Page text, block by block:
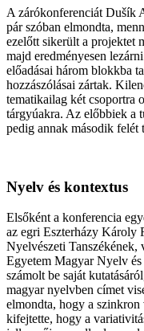
A zárókonferenciát Dušík
pár szóban elmondta,
ezelőtt sikerült a projektet
majd eredményesen
előadásai három blokkba
hozzászólásai zártak.
tematikailag két csoportra
tárgyúakra. Az előbbiek a
pedig annak második felét
Nyelv és kontextus
Elsőként a konferencia
az egri Eszterházy Károly
Nyelvészeti Tanszékének,
Egyetem Magyar Nyelv
számolt be saját
magyar nyelvben címet
elmondta, hogy a
kifejtette, hogy a